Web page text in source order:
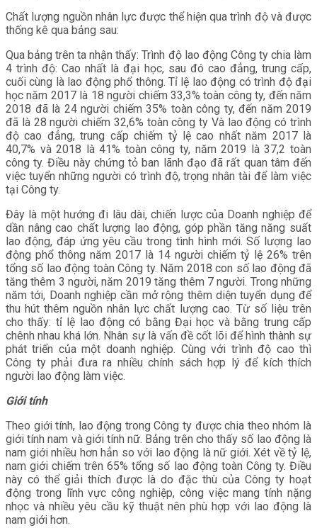
Chất lượng nguồn nhân lực được thể hiện qua trình độ và được
thống kê qua bảng sau:
Qua bảng trên ta nhận thấy: Trình độ lao động Công ty chia làm
4 trình độ: Cao nhất là đại học, sau đó cao đẳng, trung cấp,
cuối cùng là lao động phổ thông. Tỉ lệ lao động có trình độ đại
học năm 2017 là 18 người chiếm 33,3% toàn công ty, đến năm
2018 đã là 24 người chiếm 35% toàn công ty, đến năm 2019
đã là 28 người chiếm 32,6% toàn công ty Và lao động có trình
độ cao đẳng, trung cấp chiếm tỷ lệ cao nhất năm 2017 là
40,7% và 2018 là 41% toàn công ty, năm 2019 là 37,2 toàn
công ty. Điều này chứng tỏ ban lãnh đạo đã rất quan tâm đến
việc tuyển những người có trình độ, trọng nhân tài để làm việc
tại Công ty.
Đây là một hướng đi lâu dài, chiến lược của Doanh nghiệp để
dần nâng cao chất lượng lao động, góp phần tăng năng suất
lao động, đáp ứng yêu cầu trong tình hình mới. Số lượng lao
động phổ thông năm 2017 là 14 người chiếm tỷ lệ 26% trên
tổng số lao động toàn Công ty. Năm 2018 con số lao động đã
tăng thêm 3 người, năm 2019 tăng thêm 7 người. Trong những
năm tới, Doanh nghiệp cần mở rộng thêm diện tuyển dụng để
thu hút thêm nguồn nhân lực chất lượng cao. Từ số liệu trên
cho thấy: tỉ lệ lao động có bằng Đại học và bằng trung cấp
chênh nhau khá lớn. Nhân sự là vấn đề cốt lõi để hình thành sự
phát triển của một doanh nghiệp. Cùng với trình độ cao thì
Công ty phải đưa ra nhiều chính sách hợp lý để kích thích
người lao động làm việc.
Giới tính
Theo giới tính, lao động trong Công ty được chia theo nhóm là
giới tính nam và giới tính nữ. Bảng trên cho thấy số lao động là
nam giới nhiều hơn hẳn so với lao động là nữ giới. Xét về tỷ lệ,
nam giới chiếm trên 65% tổng số lao động toàn Công ty. Điều
này có thể giải thích được là do đặc thù của Công ty hoạt
động trong lĩnh vực công nghiệp, công việc mang tính nặng
nhọc và nhiều yêu cầu kỹ thuật nên phù hợp với lao động là
nam giới hơn.